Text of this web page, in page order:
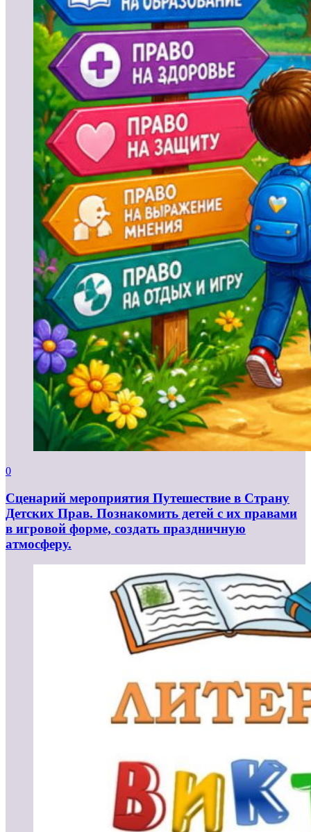
0
Сценарий мероприятия Путешествие в Страну
Детских Прав. Познакомить детей с их правами
в игровой форме, создать праздничную
атмосферу.